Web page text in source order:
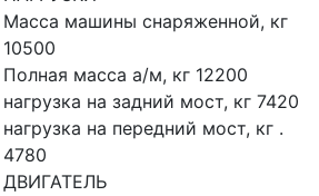
Масса машины снаряженной, кг
10500
Полная масса а/м, кг 12200
нагрузка на задний мост, кг 7420
нагрузка на передний мост, кг .
4780
ДВИГАТЕЛЬ